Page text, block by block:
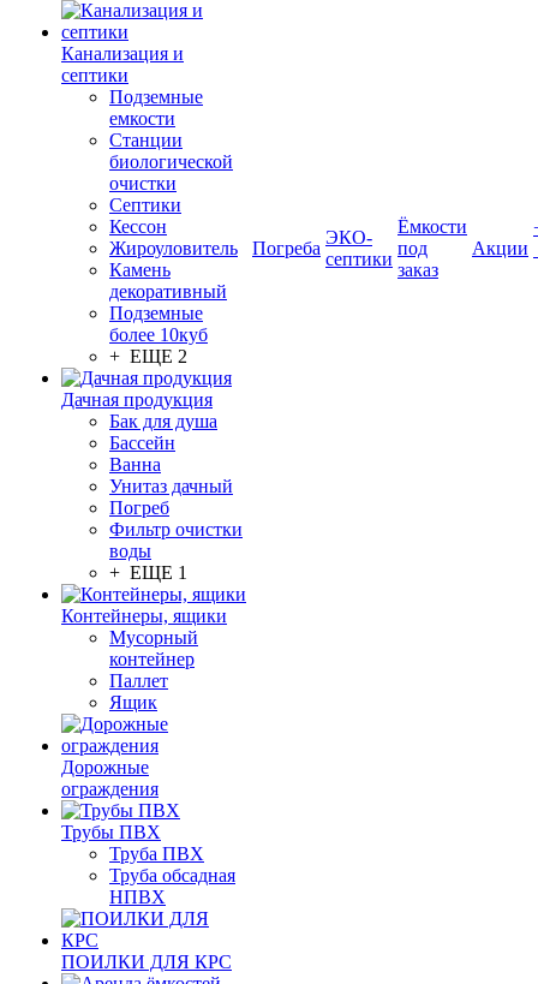
Канализация и
септики
Подземные
емкости
Станции
биологической
очистки
Септики
Кессон
Жироуловитель
Камень
декоративный
Подземные
более 10куб
+ ЕЩЕ 2
Дачная продукция
Бак для душа
Бассейн
Ванна
Унитаз дачный
Погреб
Фильтр очистки
воды
+ ЕЩЕ 1
Контейнеры, ящики
Мусорный
контейнер
Паллет
Ящик
Дорожные
ограждения
Трубы ПВХ
Труба ПВХ
Труба обсадная
НПВХ
ПОИЛКИ ДЛЯ КРС
Погреба
ЭКО-
септики
Ёмкости
под
заказ
Акции